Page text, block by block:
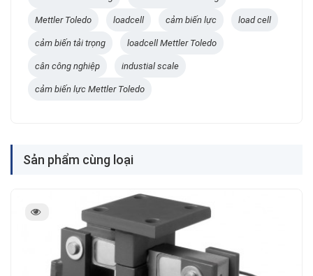
Mettler Toledo loadcell cảm biến lực load cell
cảm biến tải trọng loadcell Mettler Toledo
cân công nghiệp industial scale
cảm biến lực Mettler Toledo
Sản phẩm cùng loại